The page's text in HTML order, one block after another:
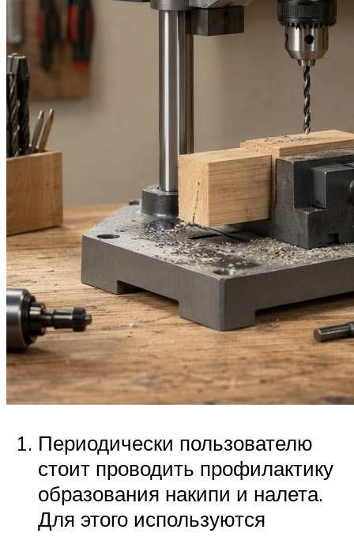
Периодически пользователю
стоит проводить профилактику
образования накипи и налета.
Для этого используются